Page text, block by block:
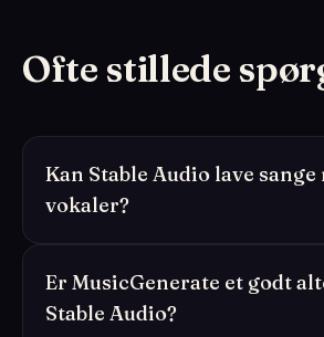
Ofte stillede
Kan Stable Audio lave sange
vokaler?
Er MusicGenerate et godt
Stable Audio?